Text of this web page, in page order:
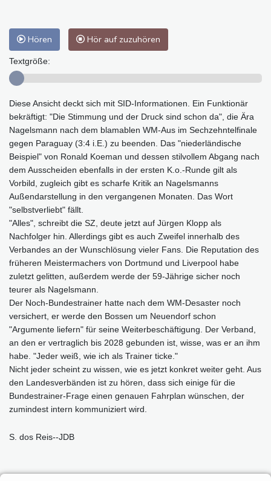
Hören Hör auf zuzuhören
Textgröße:
Diese Ansicht deckt sich mit SID-Informationen. Ein Funktionär
bekräftigt: "Die Stimmung und der Druck sind schon da", die Ära
Nagelsmann nach dem blamablen WM-Aus im Sechzehntelfinale
gegen Paraguay (3:4 i.E.) zu beenden. Das "niederländische
Beispiel" von Ronald Koeman und dessen stilvollem Abgang nach
dem Ausscheiden ebenfalls in der ersten K.o.-Runde gilt als
Vorbild, zugleich gibt es scharfe Kritik an Nagelsmanns
Außendarstellung in den vergangenen Monaten. Das Wort
"selbstverliebt" fällt.
"Alles", schreibt die SZ, deute jetzt auf Jürgen Klopp als
Nachfolger hin. Allerdings gibt es auch Zweifel innerhalb des
Verbandes an der Wunschlösung vieler Fans. Die Reputation des
früheren Meistermachers von Dortmund und Liverpool habe
zuletzt gelitten, außerdem werde der 59-Jährige sicher noch
teurer als Nagelsmann.
Der Noch-Bundestrainer hatte nach dem WM-Desaster noch
versichert, er werde den Bossen um Neuendorf schon
"Argumente liefern" für seine Weiterbeschäftigung. Der Verband,
an den er vertraglich bis 2028 gebunden ist, wisse, was er an ihm
habe. "Jeder weiß, wie ich als Trainer ticke."
Nicht jeder scheint zu wissen, wie es jetzt konkret weiter geht. Aus
den Landesverbänden ist zu hören, dass sich einige für die
Bundestrainer-Frage einen genauen Fahrplan wünschen, der
zumindest intern kommuniziert wird.
S. dos Reis--JDB